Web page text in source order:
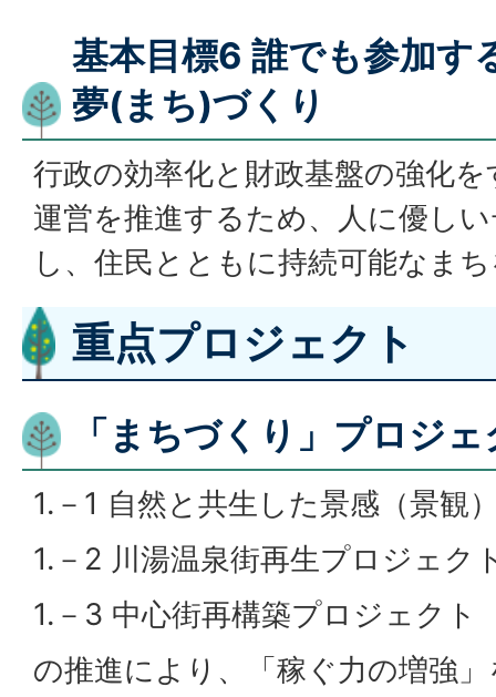
基本目標6 誰でも参加す
夢(まち)づくり
行政の効率化と財政基盤の強化
運営を推進するため、人に優し
し、住民とともに持続可能なま
重点プロジェクト
「まちづくり」プロジ
1.－1 自然と共生した景感（景観
1.－2 川湯温泉街再生プロジェク
1.－3 中心街再構築プロジェクト
の推進により、「稼ぐ力の増強